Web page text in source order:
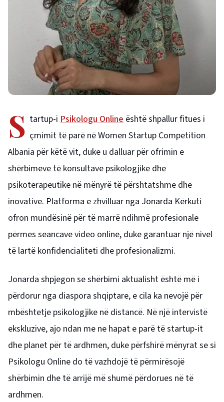
S tartup-iPsikologu Online është shpallur fitues i
çmimit të parë në Women Startup Competition
Albania për këtë vit, duke u dalluar për ofrimin e
shërbimeve të konsultave psikologjike dhe
psikoterapeutike në mënyrë të përshtatshme dhe
inovative. Platforma e zhvilluar nga Jonarda Kërkuti
ofron mundësinë për të marrë ndihmë profesionale
përmes seancave video online, duke garantuar një nivel
të lartë konfidencialiteti dhe profesionalizmi.
Jonarda shpjegon se shërbimi aktualisht është më i
përdorur nga diaspora shqiptare, e cila ka nevojë për
mbështetje psikologjike në distancë. Në një intervistë
ekskluzive, ajo ndan me ne hapat e parë të startup-it
dhe planet për të ardhmen, duke përfshirë mënyrat se si
Psikologu Online do të vazhdojë të përmirësojë
shërbimin dhe të arrijë më shumë përdorues në të
ardhmen.